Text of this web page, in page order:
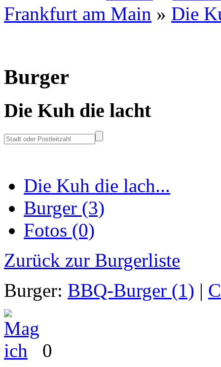
Frankfurt am Main » Die
Burger
Die Kuh die lacht
Die Kuh die lach...
Burger (3)
Fotos (0)
Zurück zur Burgerliste
Burger: BBQ-Burger (1) |
0